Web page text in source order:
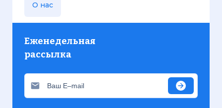
О нас
Еженедельная
рассылка